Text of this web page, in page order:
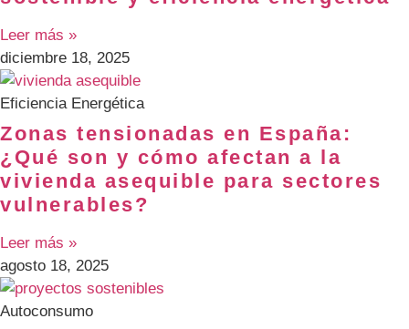
Leer más »
diciembre 18, 2025
Eficiencia Energética
Zonas tensionadas en España:
¿Qué son y cómo afectan a la
vivienda asequible para sectores
vulnerables?
Leer más »
agosto 18, 2025
Autoconsumo